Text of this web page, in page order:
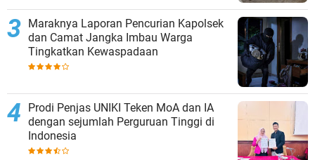
Maraknya Laporan Pencurian Kapolsek
dan Camat Jangka Imbau Warga
Tingkatkan Kewaspadaan
Prodi Penjas UNIKI Teken MoA dan IA
dengan sejumlah Perguruan Tinggi di
Indonesia